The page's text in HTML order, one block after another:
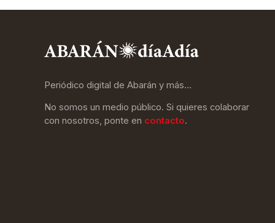
Periódico digital de Abarán y más…
No somos un medio público. Si quieres colaborar
con nosotros, ponte en contacto.